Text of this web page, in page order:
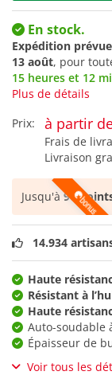
En stock.
Expédition
13 août, pour
15 heures et 12
Plus de détails
Prix:
à partir
Frais de
Livraison
Jusqu'à96
14.934
Haute
Résistant à
Haute
Auto-soudable
Épaisseur de
Voir tous les